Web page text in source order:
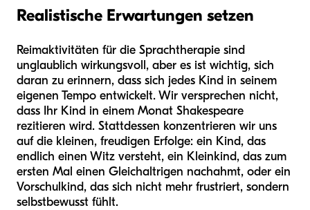
Realistische Erwartungen setzen
Reimaktivitäten für die Sprachtherapie sind
unglaublich wirkungsvoll, aber es ist wichtig, sich
daran zu erinnern, dass sich jedes Kind in seinem
eigenen Tempo entwickelt. Wir versprechen nicht,
dass Ihr Kind in einem Monat Shakespeare
rezitieren wird. Stattdessen konzentrieren wir uns
auf die kleinen, freudigen Erfolge: ein Kind, das
endlich einen Witz versteht, ein Kleinkind, das zum
ersten Mal einen Gleichaltrigen nachahmt, oder ein
Vorschulkind, das sich nicht mehr frustriert, sondern
selbstbewusst fühlt.